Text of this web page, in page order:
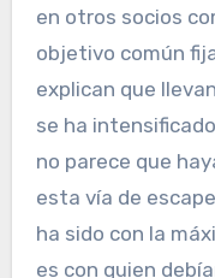
en otros socios
objetivo común
explican que
se ha
no parece que
esta vía de
ha sido con la
es con quien